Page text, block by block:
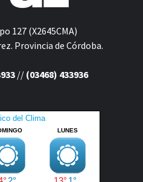
127 (X2645CMA)
Provincia de Córdoba.
// (03468) 433936